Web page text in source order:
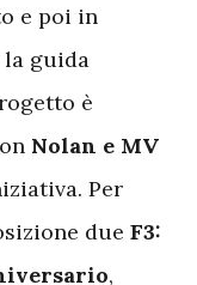
e poi in
guida
è
Nolan e MV
Per
due F3:
,